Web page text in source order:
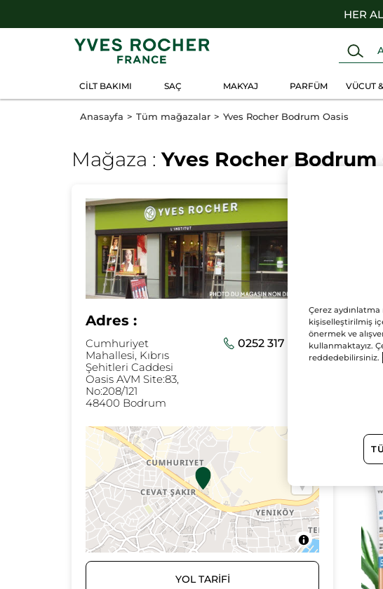
1500TL
CİLT BAKIMI SAÇ MAKYAJ PARFÜM VÜCUT
Anasayfa Tüm mağazalar Yves Rocher Bodrum Oasis
Mağaza :Yves Rocher Bodrum
Adres :
Cumhuriyet
Mahallesi, Kıbrıs
Şehitleri Caddesi
Oasis AVM Site:83,
No:208/121
48400 Bodrum
0252 317 06 24
YOL TARİFİ
Çerez
kişiselleştirilmiş
önermek ve
kullanmaktayız.
reddedebilirsiniz.